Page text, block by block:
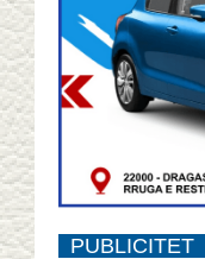
PUBLICITET